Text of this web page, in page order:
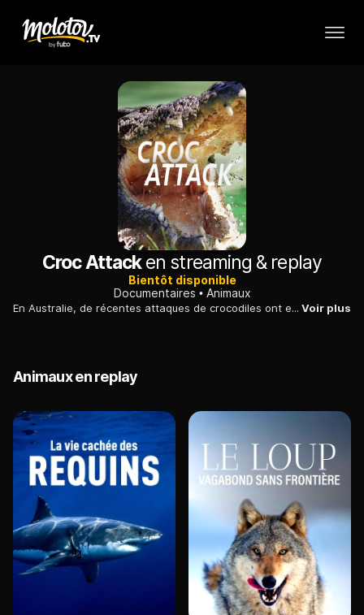
Croc Attacken streaming & replay
Bientôt disponible
Documentaires
Animaux
En Australie, de récentes attaques de crocodiles ont eu lieu à des endroits qui n'avaient jamais connu ce genre de problèmes auparavant. Qu'est-ce qui pousse ces animaux préhistoriques à s'en prendre aux hommes ? Voir plus
Animaux en replay